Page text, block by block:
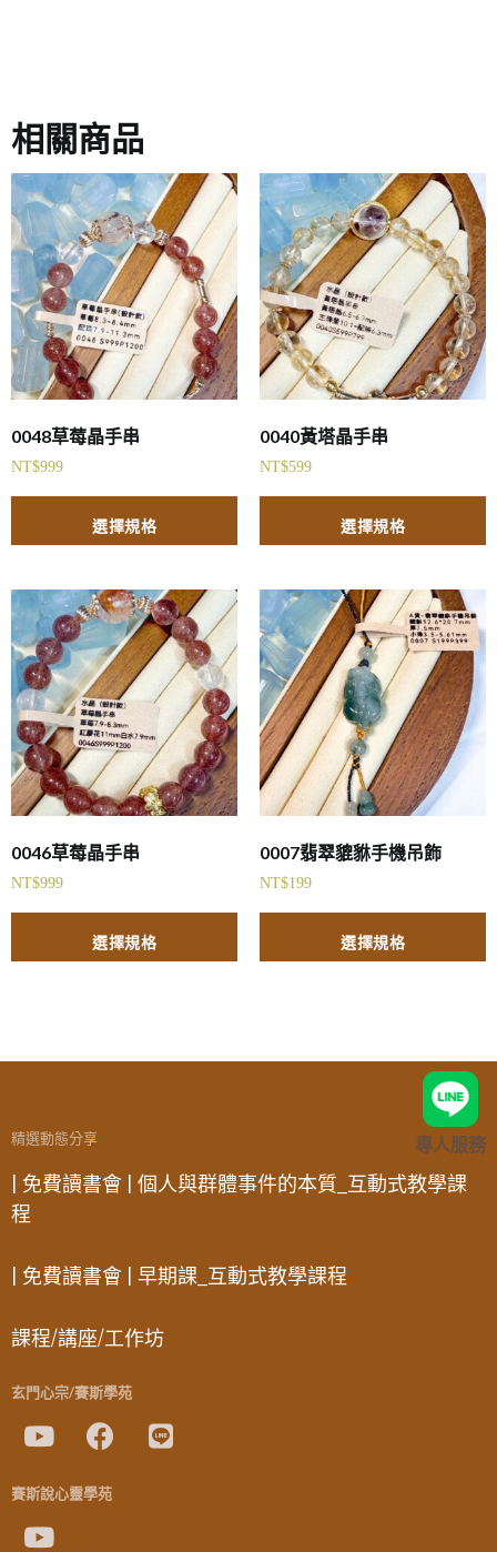
相關商品
0048草莓晶手串
NT$999
選擇規格
0040黃塔晶手串
NT$599
選擇規格
0046草莓晶手串
NT$999
選擇規格
0007翡翠貔貅手機吊飾
NT$199
選擇規格
精選動態分享
| 免費讀書會 | 個人與群體事件的本質_互動式教學課
程
| 免費讀書會 | 早期課_互動式教學課程
課程/講座/工作坊
玄門心宗/賽斯學苑
賽斯說心靈學苑
專人服務